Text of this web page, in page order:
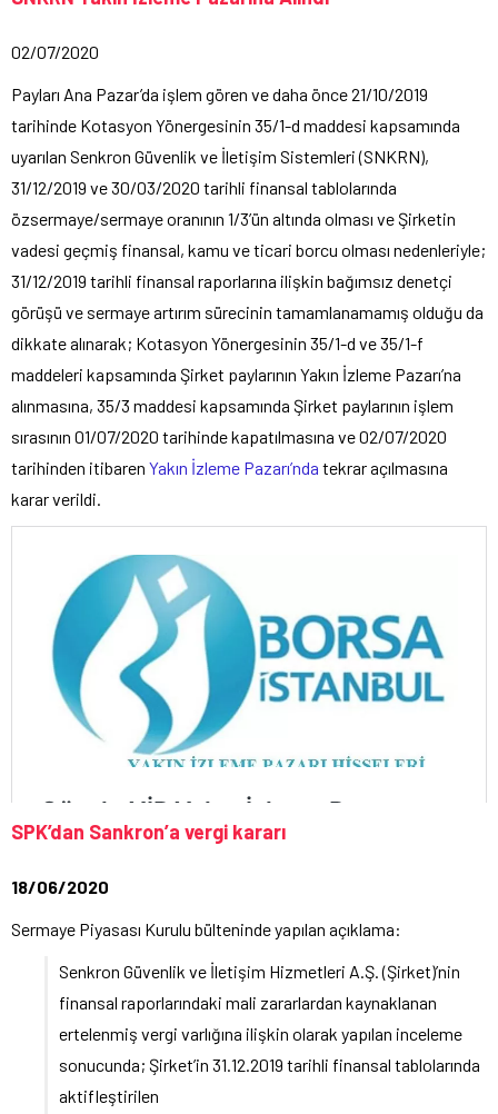
02/07/2020
Payları Ana Pazar’da işlem gören ve daha önce 21/10/2019
tarihinde Kotasyon Yönergesinin 35/1-d maddesi kapsamında
uyarılan Senkron Güvenlik ve İletişim Sistemleri (SNKRN),
31/12/2019 ve 30/03/2020 tarihli finansal tablolarında
özsermaye/sermaye oranının 1/3’ün altında olması ve Şirketin
vadesi geçmiş finansal, kamu ve ticari borcu olması nedenleriyle;
31/12/2019 tarihli finansal raporlarına ilişkin bağımsız denetçi
görüşü ve sermaye artırım sürecinin tamamlanamamış olduğu da
dikkate alınarak; Kotasyon Yönergesinin 35/1-d ve 35/1-f
maddeleri kapsamında Şirket paylarının Yakın İzleme Pazarı’na
alınmasına, 35/3 maddesi kapsamında Şirket paylarının işlem
sırasının 01/07/2020 tarihinde kapatılmasına ve 02/07/2020
tarihinden itibaren Yakın İzleme Pazarı’nda tekrar açılmasına
karar verildi.
SPK’dan Sankron’a vergi kararı
18/06/2020
Sermaye Piyasası Kurulu bülteninde yapılan açıklama:
Senkron Güvenlik ve İletişim Hizmetleri A.Ş. (Şirket)’nin
finansal raporlarındaki mali zararlardan kaynaklanan
ertelenmiş vergi varlığına ilişkin olarak yapılan inceleme
sonucunda; Şirket’in 31.12.2019 tarihli finansal tablolarında
aktifleştirilen